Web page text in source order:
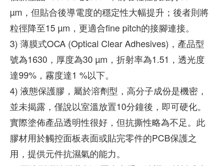
µm，但貼合後導電度的穩定性大幅提升；後者則將
粒徑降至15 µm，更適合fine pitch的接腳連接。
3) 薄膜式OCA (Optical Clear Adhesives)，產品型
號為1630，厚度為30 µm，折射率為1.51，透光度
達99%，霧度達1 %以下。
4) 液態保護膠，屬於溶劑型，高分子成份是機密，
並未揭露，僅說以室溫放置10分鐘後，即可硬化。
實際塗佈產品透明性很好，但抗撕性略為不足。此
膠材用於觸控面板表面或貼完零件的PCB保護之
用，提供元件抗濕氣的能力。